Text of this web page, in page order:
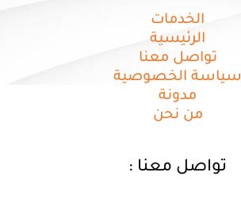
الخدمات
الرئيسية
تواصل معنا
سياسة الخصوصية
مدونة
من نحن
تواصل معنا :